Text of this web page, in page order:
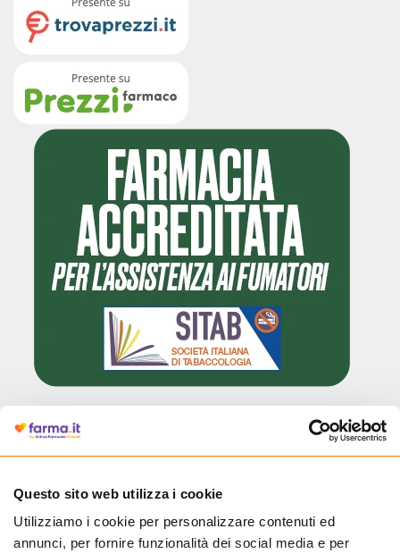
Questo sito web utilizza i cookie
Utilizziamo i cookie per personalizzare contenuti ed
annunci, per fornire funzionalità dei social media e per
autorizzata dal Ministero della Salute a effettuare la vendita online di